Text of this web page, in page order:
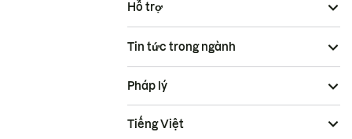
Hỗ trợ
Tin tức trong ngành
Pháp lý
Tiếng Việt